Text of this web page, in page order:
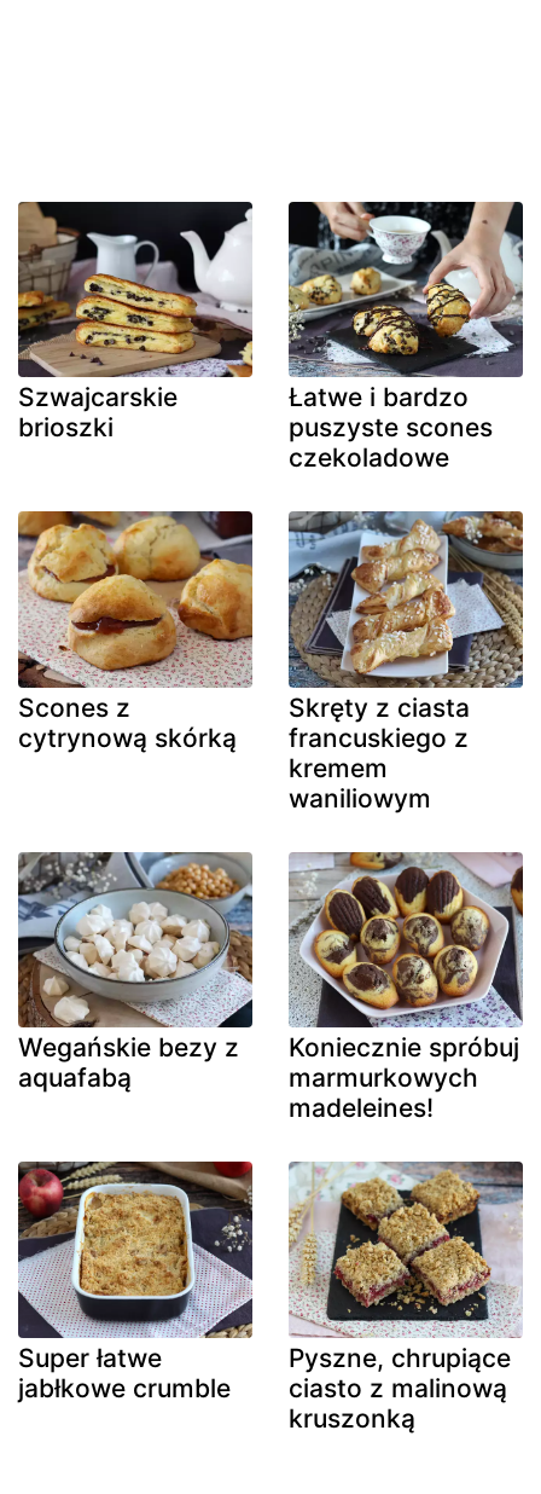
Szwajcarskie
brioszki
Łatwe i bardzo
puszyste scones
czekoladowe
Scones z
cytrynową skórką
Skręty z ciasta
francuskiego z
kremem
waniliowym
Wegańskie bezy z
aquafabą
Koniecznie spróbuj
marmurkowych
madeleines!
Super łatwe
jabłkowe crumble
Pyszne, chrupiące
ciasto z malinową
kruszonką